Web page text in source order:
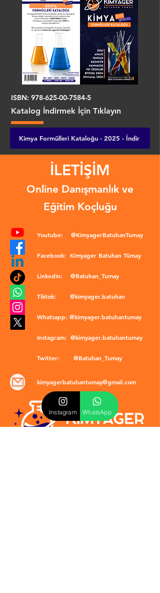
ISBN: 978-625-00-7584-5
Katalog İndirmek İçin Tıklayın
Kimya Formülleri Kataloğu - 2025 - İndir
İLETİŞİM
Online Danışmanlık ve
Eğitim Koçluğu
Youtube: @KimyagerBatuhanTumay
Facebook: Kimyager Batuhan Tümay
Linkedin: @Batuhan_Tumay
Tiktok: @kimyager.batuhan
Whatsapp: @kimyager.batuhantumay
Instagram: @kimyager.batuhantumay
Twitter: @Batuhan_Tumay
kimyagerbatuhantumay@gmail.com
Instagram WhatsApp